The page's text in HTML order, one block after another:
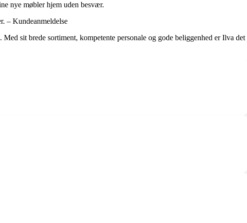
nye møbler hjem uden besvær.
– Kundeanmeldelse
sit brede sortiment, kompetente personale og gode beliggenhed er Ilva det